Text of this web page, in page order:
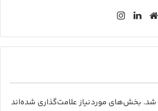
وب
ت
لین
ین گرا
شد. بخش‌های موردنیاز علامت‌گذاری شده‌اند